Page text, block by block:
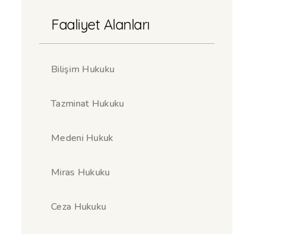
Faaliyet Alanları
Bilişim Hukuku
Tazminat Hukuku
Medeni Hukuk
Miras Hukuku
Ceza Hukuku